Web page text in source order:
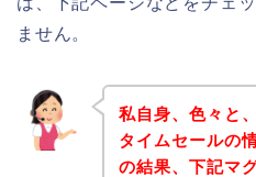
ません。
私自身、色々と
タイムセールの
の結果、下記マ